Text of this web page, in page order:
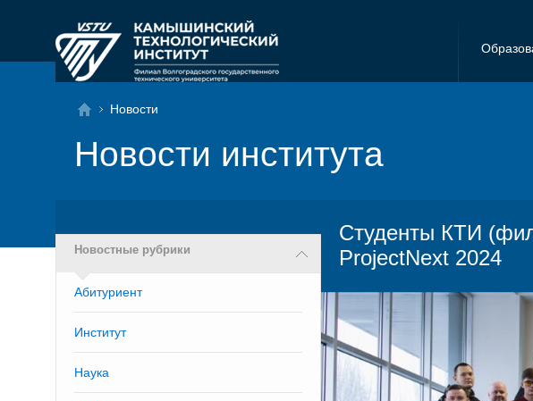
Новости
Новости института
Новостные рубрики
Абитуриент
Институт
Наука
Студенты КТИ
ProjectNext 2024